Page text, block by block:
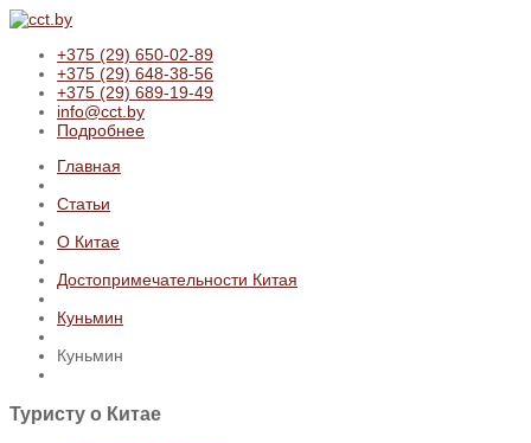
+375 (29) 650-02-89
+375 (29) 648-38-56
+375 (29) 689-19-49
info@cct.by
Подробнее
Главная
Статьи
О Китае
Достопримечательности Китая
Куньмин
Куньмин
Туристу о Китае